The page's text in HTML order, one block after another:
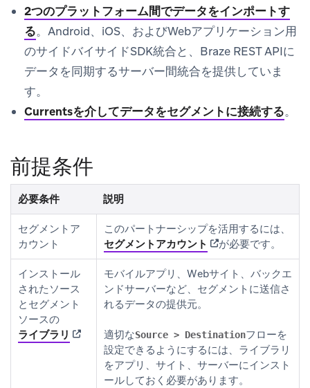
2つのプラットフォーム間でデータをインポートす
る。Android、iOS、およびWebアプリケーション用
のサイドバイサイドSDK統合と、Braze REST APIに
データを同期するサーバー間統合を提供していま
す。
Currentsを介してデータをセグメントに接続する。
前提条件
必要条件 説明
セグメントア
カウント
このパートナーシップを活用するには、
セグメントアカウント (opens in new tab)
が必要です。
インストール
されたソース
とセグメント
ソースの
ライブラリ (opens in new tab)
モバイルアプリ、Webサイト、バックエ
ンドサーバーなど、セグメントに送信さ
れるデータの提供元。
適切なSource > Destinationフローを
設定できるようにするには、ライブラリ
をアプリ、サイト、サーバーにインスト
ールしておく必要があります。